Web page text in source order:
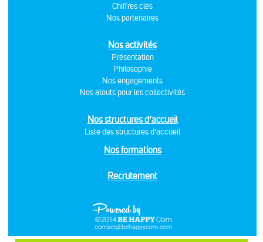
Chiffres clés
Nos partenaires
Nos activités
Présentation
Philosophie
Nos engagements
Nos atouts pour les collectivités
Nos structures d’accueil
Liste des structures d’accueil
Nos formations
Recrutement